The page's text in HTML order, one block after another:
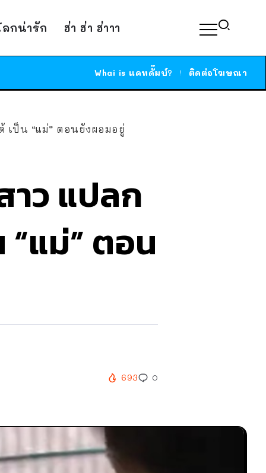
กน่ารัก ฮ่า ฮ่า ฮ่าาา
Whai is แคทดั๊มบ์? ติดต่อโฆษณา
ป็น “แม่” ตอนยังผอมอยู่
าว แปลก
แม่” ตอน
693 0